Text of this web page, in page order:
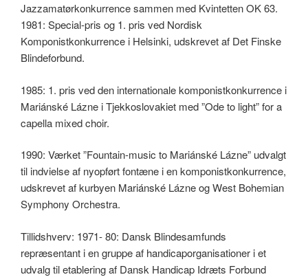
Jazzamatørkonkurrence sammen med Kvintetten OK 63.
1981: Special-pris og 1. pris ved Nordisk
Komponistkonkurrence i Helsinki, udskrevet af Det Finske
Blindeforbund.
1985: 1. pris ved den internationale komponistkonkurrence i
Mariánské Lázne i Tjekkoslovakiet med ”Ode to light” for a
capella mixed choir.
1990: Værket ”Fountain-music to Mariánské Lázne” udvalgt
til indvielse af nyopført fontæne i en komponistkonkurrence,
udskrevet af kurbyen Mariánské Lázne og West Bohemian
Symphony Orchestra.
Tillidshverv: 1971- 80: Dansk Blindesamfunds
repræsentant i en gruppe af handicaporganisationer i et
udvalg til etablering af Dansk Handicap Idræts Forbund